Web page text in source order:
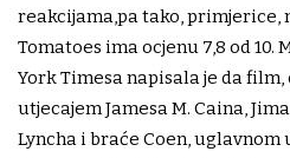
reakcijama,pa tako, primjerice,
Tomatoes ima ocjenu 7,8 od 10.
York Timesa napisala je da
utjecajem Jamesa M. Caina,
Lyncha i braće Coen,